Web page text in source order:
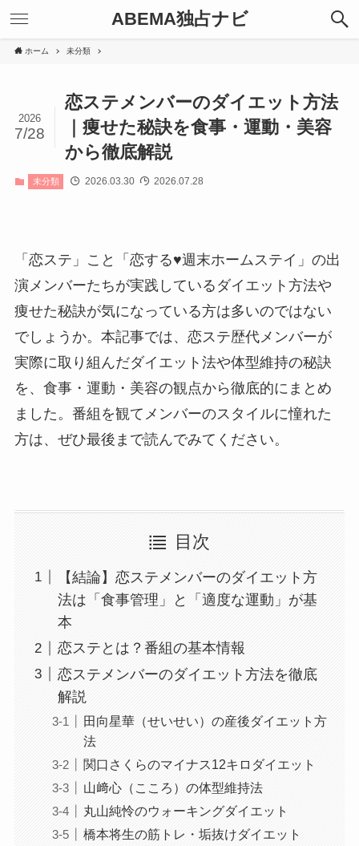
ABEMA独占ナビ
ホーム 未分類
恋ステメンバーのダイエット方法
｜痩せた秘訣を食事・運動・美容
から徹底解説
2026
7/28
未分類 2026.03.30 2026.07.28
「恋ステ」こと「恋する♥週末ホームステイ」の出
演メンバーたちが実践しているダイエット方法や
痩せた秘訣が気になっている方は多いのではない
でしょうか。本記事では、恋ステ歴代メンバーが
実際に取り組んだダイエット法や体型維持の秘訣
を、食事・運動・美容の観点から徹底的にまとめ
ました。番組を観てメンバーのスタイルに憧れた
方は、ぜひ最後まで読んでみてください。
目次
【結論】恋ステメンバーのダイエット方
法は「食事管理」と「適度な運動」が基
本
恋ステとは？番組の基本情報
恋ステメンバーのダイエット方法を徹底
解説
田向星華（せいせい）の産後ダイエット方
法
関口さくらのマイナス12キロダイエット
山﨑心（こころ）の体型維持法
丸山純怜のウォーキングダイエット
橋本将生の筋トレ・垢抜けダイエット